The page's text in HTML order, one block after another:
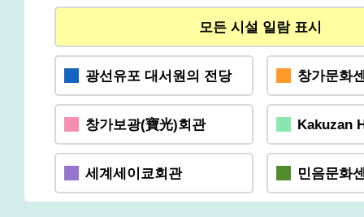
모든 시설 일람 표시
광선유포 대서원의 전당 창가문화
창가보광(寶光)회관 Kakuzan
세계세이쿄회관 민음문화